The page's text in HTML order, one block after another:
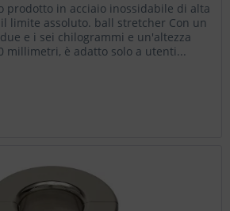
prodotto in acciaio inossidabile di alta
limite assoluto. ball stretcher Con un
e i sei chilogrammi e un'altezza
millimetri, è adatto solo a utenti...